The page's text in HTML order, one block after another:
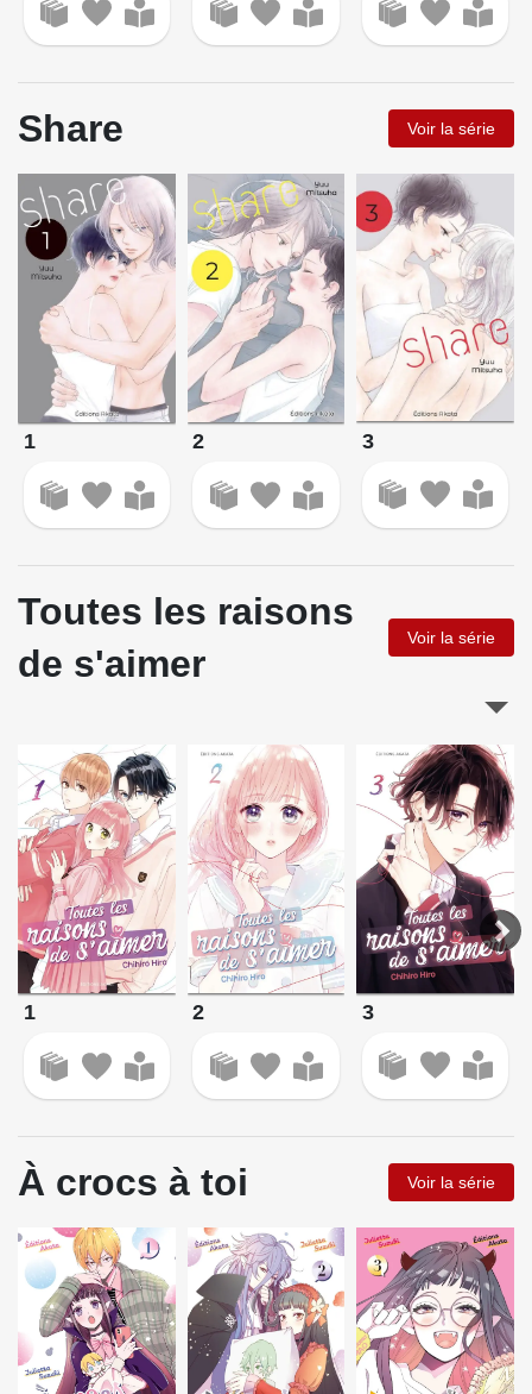
Share Voir la série
1 2 3
Toutes les raisons
de s'aimer
Voir la série
1 2 3
À crocs à toi Voir la série